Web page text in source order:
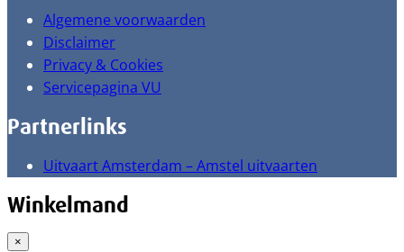
Algemene voorwaarden
Disclaimer
Privacy & Cookies
Servicepagina VU
Partnerlinks
Uitvaart Amsterdam – Amstel uitvaarten
Winkelmand
×